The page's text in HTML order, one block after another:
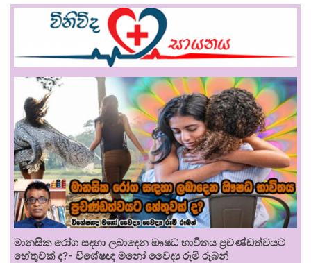
මානසික රෝග සඳහා ලබාදෙන ඖෂධ භාවිතය ප්‍රචණ්ඩත්වයට
හේතුවක් ද?- විශේෂඥ මනෝ වෛද්‍ය රූමි රූබන්